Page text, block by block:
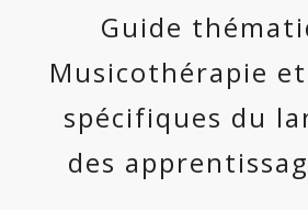
Guide
Musicothérapie
spécifiques du
des